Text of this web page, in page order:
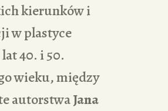
kierunków i
w plastyce
40. i 50.
wieku, między
autorstwaJana